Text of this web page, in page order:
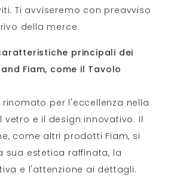
Ti avviseremo con preavviso
della merce.
principali dei
Fiam, come il Tavolo
rinomato per l'eccellenza nella
vetro e il design innovativo. Il
come altri prodotti Fiam, si
sua estetica raffinata, la
e l'attenzione ai dettagli.